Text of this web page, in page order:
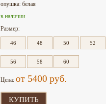
опушка: белая
в наличии
Размер:
46 48 50 52
56 58 60
Цена: от 5400 руб.
КУПИТЬ